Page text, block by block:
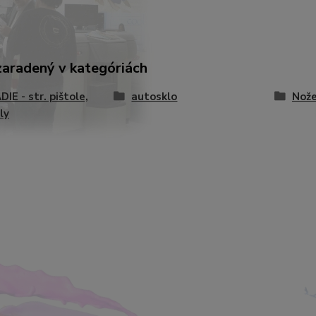
v kategóriách
- str. pištole,
autosklo